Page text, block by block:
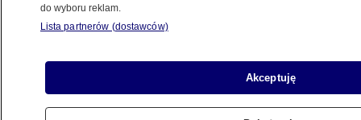
do wyboru reklam.
Lista partnerów (dostawców)
Akceptuję